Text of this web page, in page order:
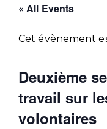
« All Events
Cet évènement
Deuxième
travail sur
volontaires